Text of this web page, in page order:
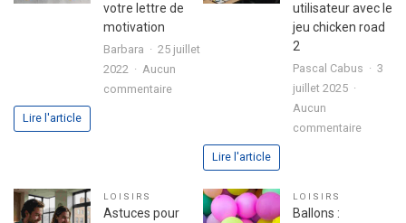
votre lettre de
motivation
Barbara
25 juillet
2022
Aucun
commentairesur
exprimer
passion
Lire l'article
utilisateur avec le
jeu chicken road
2
Pascal Cabus
3
juillet 2025
Aucun
commentairesur
Lire l'article
LOISIRS
Astuces pour
LOISIRS
Ballons :